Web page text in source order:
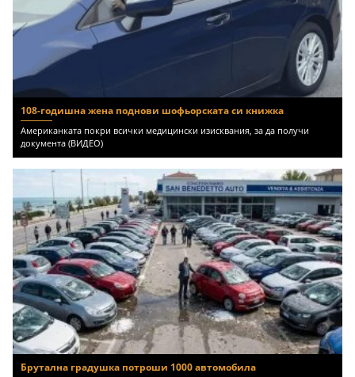
108-годишна жена поднови шофьорската си книжка
Американката покри всички медицински изисквания, за да получи
документа (ВИДЕО)
Брутална градушка потроши 1000 автомобила